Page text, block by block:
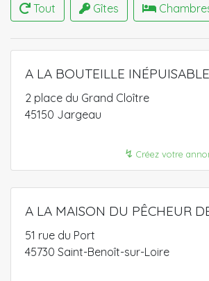
Tout Gîtes
A LA BOUTEILLE INÉPUISABLE
2 place du Grand Cloître
45150 Jargeau
↯ Créez votre
A LA MAISON DU PÊCHEUR
51 rue du Port
45730 Saint-Benoît-sur-Loire